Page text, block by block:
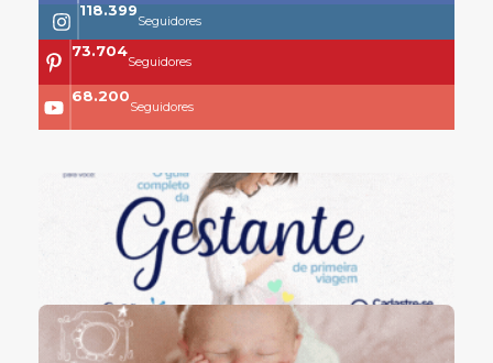
118.399
Seguidores
73.704
Seguidores
68.200
Seguidores